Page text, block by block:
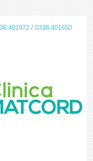
/ 0338.401650